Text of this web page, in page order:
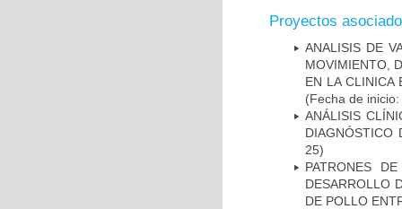
Proyectos
ANALISIS DE
MOVIMIENTO,
EN LA CLINICA
(Fecha de
ANÁLISIS
DIAGNÓSTICO
25)
PATRONES
DESARROLLO
DE POLLO